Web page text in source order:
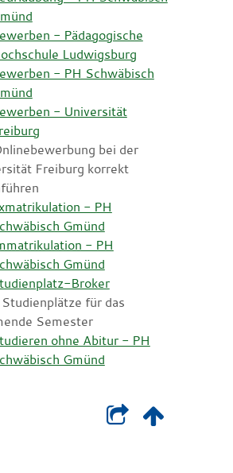
- Pädagogische
Ludwigsburg
- PH Schwäbisch
- Universität
bei der
Freiburg korrekt
- PH
Gmünd
- PH
Gmünd
Broker
für das
Semester
ohne Abitur - PH
Gmünd